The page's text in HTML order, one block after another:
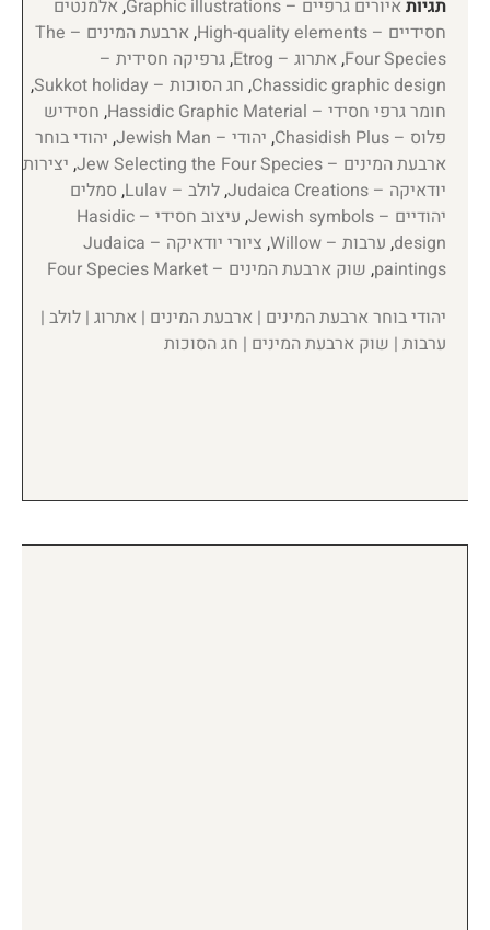
תגיות איורים גרפיים – Graphic illustrations , אלמנטים
חסידיים – High-quality elements
,
ארבעת המינים – The
Four Species
, אתרוג – Etrog ,גרפיקה חסידית –
Chassidic graphic design
, חג הסוכות – Sukkot holiday
,
חומר גרפי חסידי – Hassidic Graphic Material
, חסידיש
פלוס – Chasidish Plus
, יהודי – Jewish Man , יהודי בוחר
ארבעת המינים – Jew Selecting the Four Species
, יצירות
יודאיקה – Judaica Creations
,לולב – Lulav , סמלים
יהודיים – Jewish symbols
,
עיצוב חסידי – Hasidic
design
, ערבות – Willow ,
ציורי יודאיקה – Judaica
paintings
, שוק ארבעת המינים – Four Species Market
יהודי בוחר ארבעת המינים | ארבעת המינים | אתרוג | לולב |
ערבות | שוק ארבעת המינים | חג הסוכות